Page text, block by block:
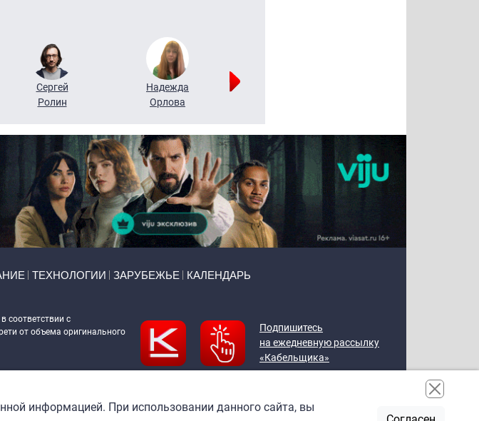
Сергей
Ролин
Надежда
Орлова
ТЕХНОЛОГИИ ЗАРУБЕЖЬЕ КАЛЕНДАРЬ
соответствии с
от объема оригинального
Подпишитесь
на ежедневную рассылку
«Кабельщика»
информацией. При использовании данного сайта, вы